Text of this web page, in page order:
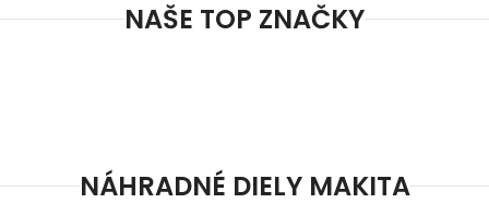
NAŠE TOP ZNAČKY
NÁHRADNÉ DIELY MAKITA